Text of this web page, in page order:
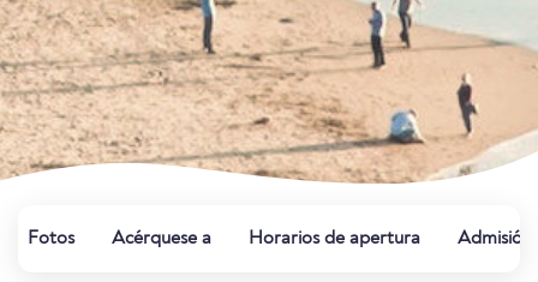
Fotos Acérquese a Horarios de apertura Admisión